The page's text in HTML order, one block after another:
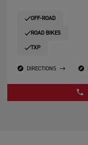
OFF-ROAD
ROAD BIKES
TXP
DIRECTIONS